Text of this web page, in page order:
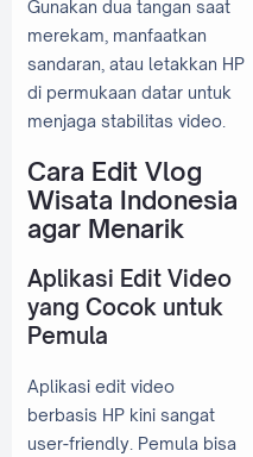
Gunakan dua tangan saat
merekam, manfaatkan
sandaran, atau letakkan HP
di permukaan datar untuk
menjaga stabilitas video.
Cara Edit Vlog
Wisata Indonesia
agar Menarik
Aplikasi Edit Video
yang Cocok untuk
Pemula
Aplikasi edit video
berbasis HP kini sangat
user-friendly. Pemula bisa